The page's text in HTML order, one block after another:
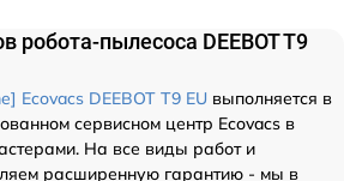
робота-пылесоса DEEBOT T9
Ecovacs DEEBOT T9 EU выполняется в
сервисном центр Ecovacs в
На все виды работ и
расширенную гарантию - мы в